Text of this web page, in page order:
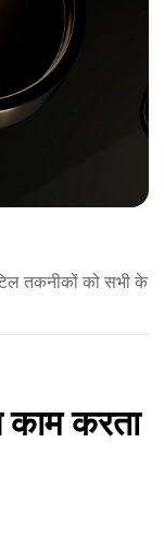
तकनीकों को सभी के
करता